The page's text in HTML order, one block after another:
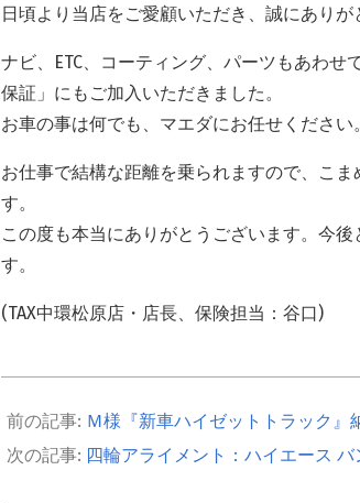
日頃より当店をご愛顧いただき、誠にありが
ナビ、ETC、コーティング、パーツもあわせ
保証」にもご加入いただきました。
お車の事は何でも、マエダにお任せください。
お仕事で結構な距離を乗られますので、こ
す。
この度も本当にありがとうございます。今
す。
(TAX中環松原店・店長、保険担当：谷口)
04-
29
Ｍ様『新車ハイゼットトラック』
四輪アライメント：ハイエース